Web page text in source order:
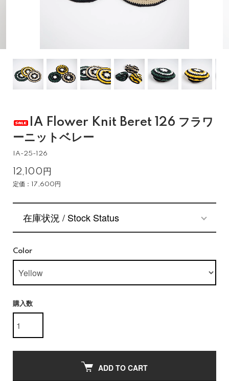
IA Flower Knit Beret 126 フラワ
ーニットベレー
IA-25-126
12,100円
定価：17,600円
在庫状況 / Stock Status
Color
購入数
ADD TO CART